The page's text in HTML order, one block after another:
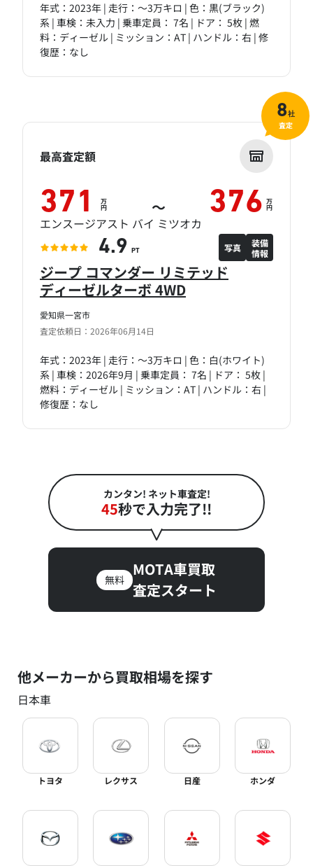
年式：2023年 | 走行：～3万キロ | 色：黒(ブラック)
系 | 車検：未入力 | 乗車定員： 7名 | ドア： 5枚 | 燃
料：ディーゼル | ミッション：AT | ハンドル：右 | 修
復歴：なし
愛知県一宮市
査定依頼日：2026年06月14日
ジープ コマンダー リミテッド
ディーゼルターボ 4WD
年式：2023年 | 走行：～3万キロ | 色：白(ホワイト)
系 | 車検：2026年9月 | 乗車定員： 7名 | ドア： 5枚 |
燃料：ディーゼル | ミッション：AT | ハンドル：右 |
修復歴：なし
最高査定額
371 万
円 ～ 376 万
円
エンスージアスト バイ ミツオカ
4.9 PT 写真
装備
情報
8社
査定
カンタン! ネット車査定!
45秒で入力完了!!
無料
MOTA車買取
査定スタート
他メーカーから買取相場を探す
日本車
トヨタ レクサス 日産 ホンダ